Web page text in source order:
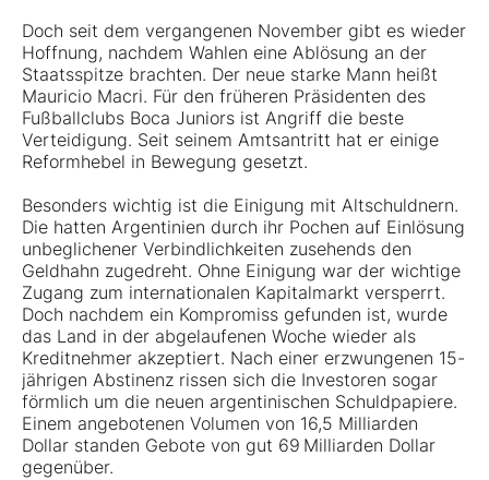
Doch seit dem vergangenen November gibt es wieder
Hoffnung, nachdem Wahlen eine Ablösung an der
Staatsspitze brachten. Der neue starke Mann heißt
Mauricio Macri. Für den früheren Präsidenten des
Fußballclubs Boca Juniors ist Angriff die beste
Verteidigung. Seit seinem Amtsantritt hat er einige
Reformhebel in Bewegung gesetzt.
Besonders wichtig ist die Einigung mit Altschuldnern.
Die hatten Argentinien durch ihr Pochen auf Einlösung
unbeglichener Verbindlichkeiten zusehends den
Geldhahn zugedreht. Ohne Einigung war der wichtige
Zugang zum internationalen Kapitalmarkt versperrt.
Doch nachdem ein Kompromiss gefunden ist, wurde
das Land in der abgelaufenen Woche wieder als
Kreditnehmer akzeptiert. Nach einer erzwungenen 15-
jährigen Abstinenz rissen sich die Investoren sogar
förmlich um die neuen argentinischen Schuldpapiere.
Einem angebotenen Volumen von 16,5 Milliarden
Dollar standen Gebote von gut 69 Milliarden Dollar
gegenüber.